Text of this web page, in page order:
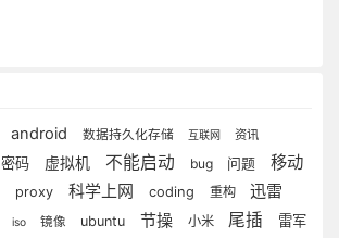
android 数据持久化存储 互联网 资讯
密码 虚拟机 不能启动 bug 问题
移动
proxy 科学上网 coding 重构 迅雷
iso 镜像 ubuntu 节操 小米 尾插 雷军